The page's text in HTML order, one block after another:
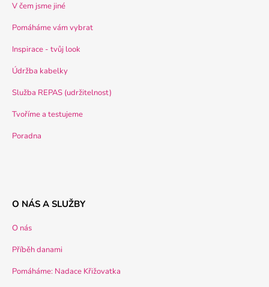
V čem jsme jiné
Pomáháme vám vybrat
Inspirace - tvůj look
Údržba kabelky
Služba REPAS (udržitelnost)
Tvoříme a testujeme
Poradna
O NÁS A SLUŽBY
O nás
Příběh danami
Pomáháme: Nadace Křižovatka